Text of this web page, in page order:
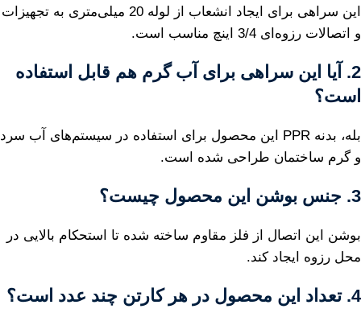
این سراهی برای ایجاد انشعاب از لوله 20 میلی‌متری به تجهیزات
و اتصالات رزوه‌ای 3/4 اینچ مناسب است.
2. آیا این سراهی برای آب گرم هم قابل استفاده
است؟
بله، بدنه PPR این محصول برای استفاده در سیستم‌های آب سرد
و گرم ساختمان طراحی شده است.
3. جنس بوشن این محصول چیست؟
بوشن این اتصال از فلز مقاوم ساخته شده تا استحکام بالایی در
محل رزوه ایجاد کند.
4. تعداد این محصول در هر کارتن چند عدد است؟